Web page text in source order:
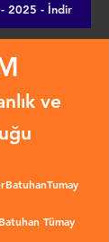
2025 - İndir
ve
Tümay